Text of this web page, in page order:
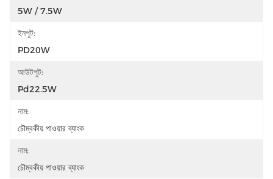
5W / 7.5W
ইনপুট:
PD20W
আউটপুট:
Pd22.5W
নাম:
চৌম্বকীয় পাওয়ার ব্যাংক
নাম:
চৌম্বকীয় পাওয়ার ব্যাংক